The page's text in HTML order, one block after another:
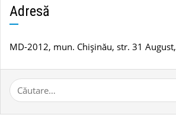
știri
Adresă
MD-2012, mun. Chișinău, str. 31
Caută
după: